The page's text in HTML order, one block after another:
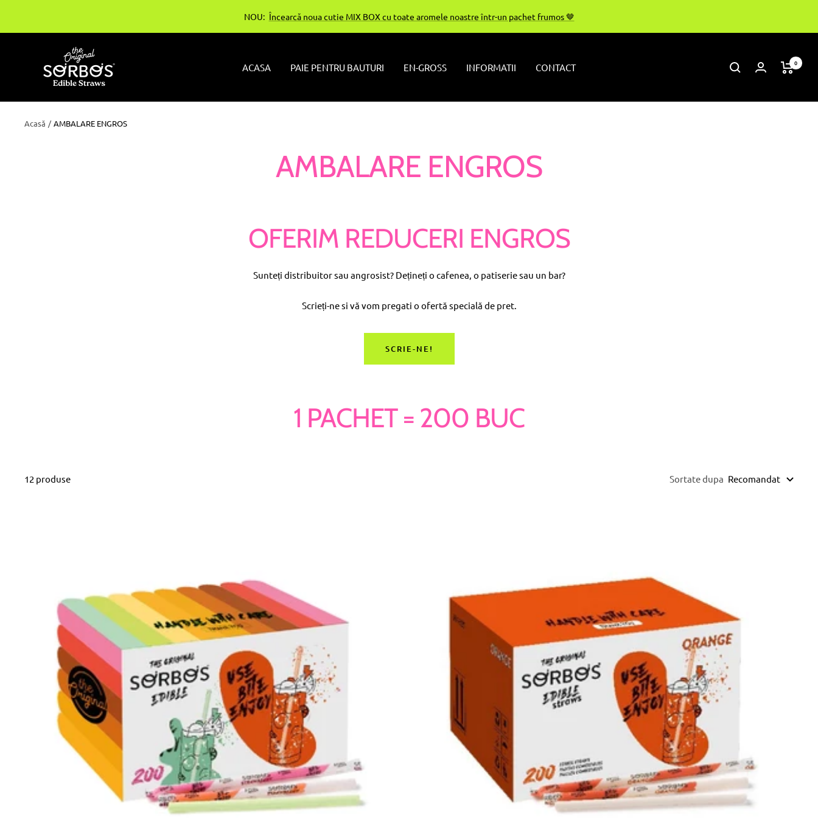
NOU: Încearcă noua cutie MIX BOX cu toate aromele noastre într-un pachet frumos 🤎
ACASA PAIE PENTRU BAUTURI EN-GROSS INFORMATII CONTACT 0
Acasă AMBALARE ENGROS
AMBALARE ENGROS
OFERIM REDUCERI ENGROS
Sunteți distribuitor sau angrosist? Dețineți o cafenea, o patiserie sau un bar?
Scrieți-ne si vă vom pregati o ofertă specială de pret.
SCRIE-NE!
1 PACHET = 200 BUC
12 produse Sortate dupa Recomandat